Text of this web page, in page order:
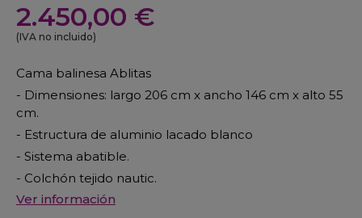
2.450,00 €
(IVA no incluido)
Cama balinesa Ablitas
- Dimensiones: largo 206 cm x ancho 146 cm x alto 55
cm.
- Estructura de aluminio lacado blanco
- Sistema abatible.
- Colchón tejido nautic.
Ver información